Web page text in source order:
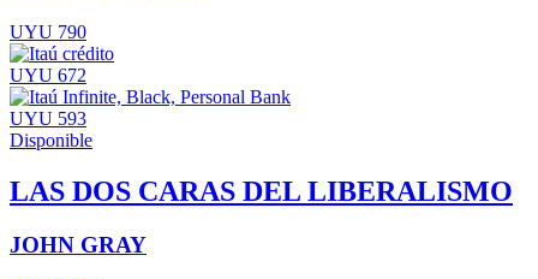
UYU 790
UYU 672
UYU 593
Disponible
LAS DOS CARAS DEL LIBERALISMO
JOHN GRAY